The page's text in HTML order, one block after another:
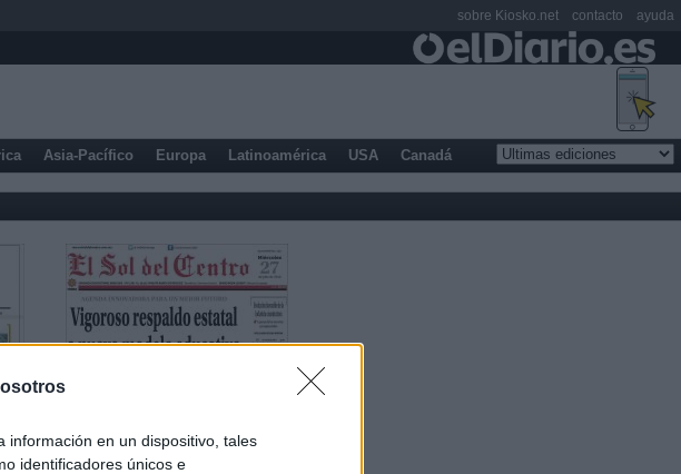
información en un dispositivo, tales
identificadores únicos e
Asia-Pacífico Europa Latinoamérica USA Canadá
sobre Kiosko.net contacto ayuda